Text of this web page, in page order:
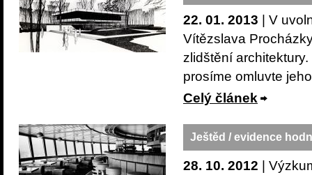
22. 01. 2013 | V
Vítězslava
zlidštění
prosíme omluvte
Celý článek
Ještěd / evidence
28. 10. 2012 |